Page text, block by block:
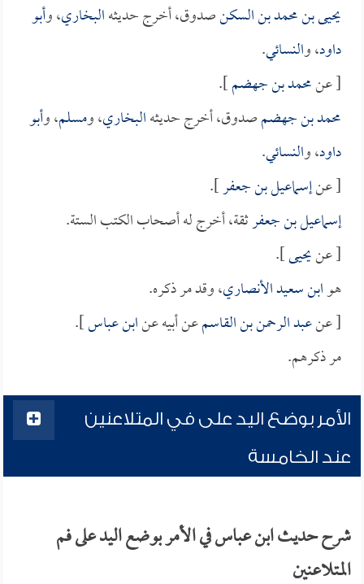
يحيى بن محمد بن السكنصدوق، أخرج حديثهالبخاري، وأبو
داود، والنسائي.
[ عنمحمد بن جهضم].
محمد بن جهضمصدوق، أخرج حديثهالبخاري، ومسلم، وأبو
داود، والنسائي.
[ عنإسماعيل بن جعفر].
إسماعيل بن جعفرثقة، أخرج له أصحاب الكتب الستة.
[ عنيحيى].
هوابن سعيد الأنصاري، وقد مر ذكره.
[ عنعبد الرحمن بن القاسمعن أبيه عنابن عباس].
مر ذكرهم.
الأمر بوضع اليد على في المتلاعنين
عند الخامسة
شرح حديث ابن عباس في الأمر بوضع اليد على فم
المتلاعنين